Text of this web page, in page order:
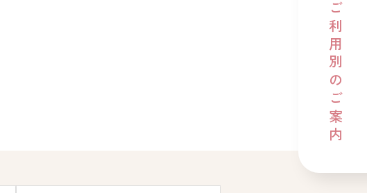
ご利用別のご案内